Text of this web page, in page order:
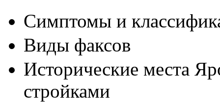
Симптомы и
Виды факсов
Исторические места
стройками